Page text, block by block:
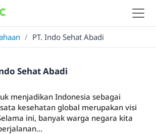
/ PT. Indo Sehat Abadi
Sehat Abadi
menjadikan Indonesia sebagai
kesehatan global merupakan visi
ini, banyak warga negara kita